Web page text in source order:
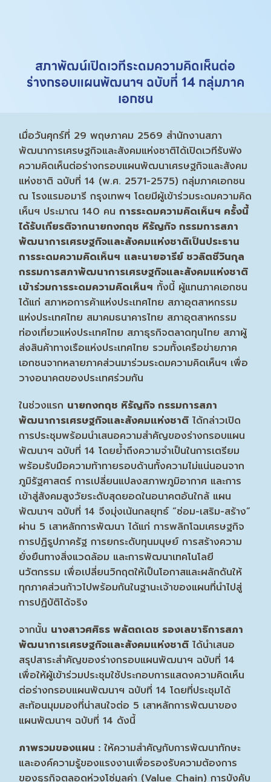
สภาพัฒน์เปิดเวทีระดมความคิดเห็นต่อ
ร่างกรอบแผนพัฒนาฯ ฉบับที่ 14 กลุ่มภาค
เอกชน
เมื่อวันศุกร์ที่ 29 พฤษภาคม 2569 สำนักงานสภา
พัฒนาการเศรษฐกิจและสังคมแห่งชาติได้เปิดเวทีรับฟัง
ความคิดเห็นต่อร่างกรอบแผนพัฒนาเศรษฐกิจและสังคม
แห่งชาติ ฉบับที่ 14 (พ.ศ. 2571-2575) กลุ่มภาคเอกชน
ณ โรงแรมอมารี กรุงเทพฯ โดยมีผู้เข้าร่วมระดมความคิด
เห็นฯ ประมาณ 140 คนการระดมความคิดเห็นฯ ครั้งนี้
ได้รับเกียรติจากนายกงกฤช หิรัญกิจ กรรมการสภา
พัฒนาการเศรษฐกิจและสังคมแห่งชาติเป็นประธาน
การระดมความคิดเห็นฯ และนายอารีย์ ชวลิตชีวินกุล
กรรมการสภาพัฒนาการเศรษฐกิจและสังคมแห่งชาติ
เข้าร่วมการระดมความคิดเห็นฯ ทั้งนี้ ผู้แทนภาคเอกชน
ได้แก่ สภาหอการค้าแห่งประเทศไทย สภาอุตสาหกรรม
แห่งประเทศไทย สมาคมธนาคารไทย สภาอุตสาหกรรม
ท่องเที่ยวแห่งประเทศไทย สภาธุรกิจตลาดทุนไทย สภาผู้
ส่งสินค้าทางเรือแห่งประเทศไทย รวมทั้งเครือข่ายภาค
เอกชนจากหลายภาคส่วนมาร่วมระดมความคิดเห็นฯ เพื่อ
วางอนาคตของประเทศร่วมกัน
ในช่วงแรก นายกงกฤช หิรัญกิจ กรรมการสภา
พัฒนาการเศรษฐกิจและสังคมแห่งชาติ ได้กล่าวเปิด
การประชุมพร้อมนำเสนอความสำคัญของร่างกรอบแผน
พัฒนาฯ ฉบับที่ 14 โดยย้ำถึงความจำเป็นในการเตรียม
พร้อมรับมือความท้าทายรอบด้านทั้งความไม่แน่นอนจาก
ภูมิรัฐศาสตร์ การเปลี่ยนแปลงสภาพภูมิอากาศ และการ
เข้าสู่สังคมสูงวัยระดับสุดยอดในอนาคตอันใกล้ แผน
พัฒนาฯ ฉบับที่ 14 จึงมุ่งเน้นกลยุทธ์ “ซ่อม-เสริม-สร้าง”
ผ่าน 5 เสาหลักการพัฒนา ได้แก่ การพลิกโฉมเศรษฐกิจ
การปฏิรูปภาครัฐ การยกระดับทุนมนุษย์ การสร้างความ
ยั่งยืนทางสิ่งแวดล้อม และการพัฒนาเทคโนโลยี
นวัตกรรม เพื่อเปลี่ยนวิกฤตให้เป็นโอกาสและผลักดันให้
ทุกภาคส่วนก้าวไปพร้อมกันในฐานะเจ้าของแผนที่นำไปสู่
การปฏิบัติได้จริง
จากนั้น นางสาวศศิธร พลัตถเดช รองเลขาธิการสภา
พัฒนาการเศรษฐกิจและสังคมแห่งชาติ ได้นำเสนอ
สรุปสาระสำคัญของร่างกรอบแผนพัฒนาฯ ฉบับที่ 14
เพื่อให้ผู้เข้าร่วมประชุมใช้ประกอบการแสดงความคิดเห็น
ต่อร่างกรอบแผนพัฒนาฯ ฉบับที่ 14 โดยที่ประชุมได้
สะท้อนมุมมองที่น่าสนใจต่อ 5 เสาหลักการพัฒนาของ
แผนพัฒนาฯ ฉบับที่ 14 ดังนี้
ภาพรวมของแผน : ให้ความสำคัญกับการพัฒนาทักษะ
และองค์ความรู้ของแรงงานเพื่อรองรับความต้องการ
ของธุรกิจตลอดห่วงโซ่มูลค่า (Value Chain) การบังคับ